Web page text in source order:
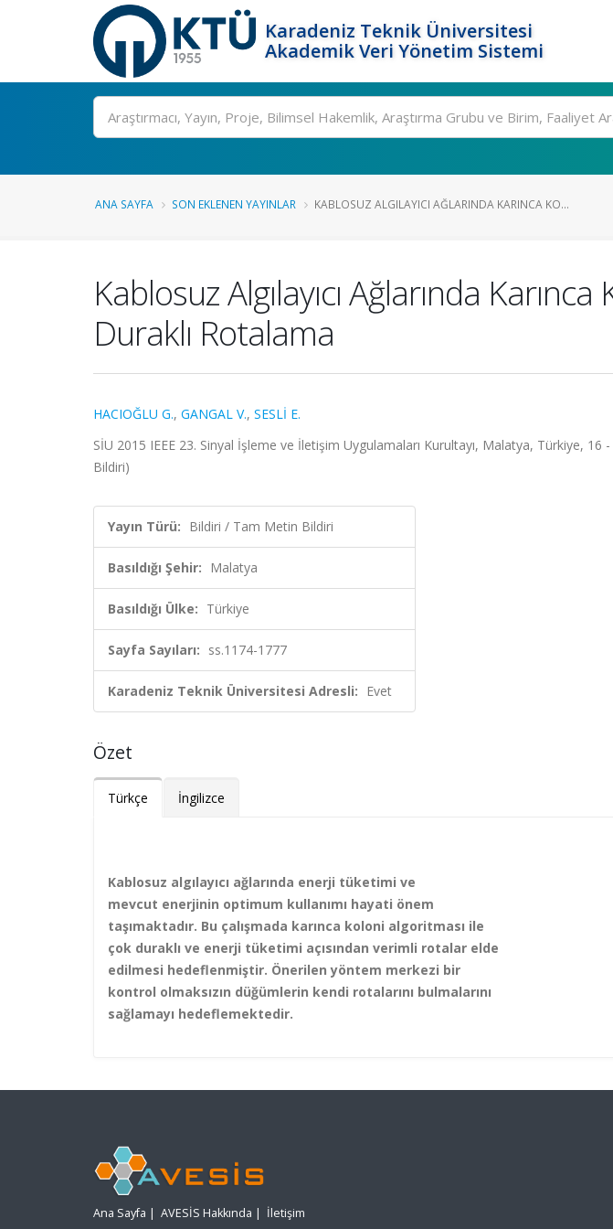
Karadeniz Teknik Üniversitesi
Akademik Veri Yönetim Sistemi
Ara
ANA SAYFA SON EKLENEN YAYINLAR KABLOSUZ ALGILAYICI AĞLARINDA KARINCA KO...
Kablosuz Algılayıcı Ağlarında
Duraklı Rotalama
HACIOĞLU G., GANGAL V., SESLİ E.
SİU 2015 IEEE 23. Sinyal İşleme ve İletişim Uygulamaları Kurultayı, Malatya, Türkiye,
Bildiri)
Yayın Türü: Bildiri / Tam Metin Bildiri
Basıldığı Şehir: Malatya
Basıldığı Ülke: Türkiye
Sayfa Sayıları: ss.1174-1777
Karadeniz Teknik Üniversitesi Adresli: Evet
Özet
Türkçe İngilizce
Kablosuz algılayıcı ağlarında enerji tüketimi ve
mevcut enerjinin optimum kullanımı hayati önem
taşımaktadır. Bu çalışmada karınca koloni algoritması ile
çok duraklı ve enerji tüketimi açısından verimli rotalar elde
edilmesi hedeflenmiştir. Önerilen yöntem merkezi bir
kontrol olmaksızın düğümlerin kendi rotalarını bulmalarını
sağlamayı hedeflemektedir.
Ana Sayfa | AVESİS Hakkında | İletişim